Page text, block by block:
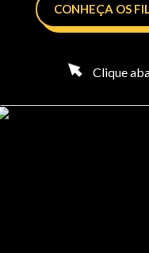
CONHEÇA OS
Clique